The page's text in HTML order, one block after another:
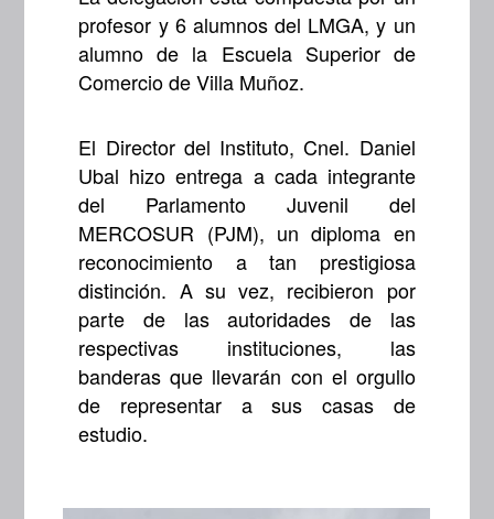
profesor y 6 alumnos del LMGA, y un
alumno de la Escuela Superior de
Comercio de Villa Muñoz.
El Director del Instituto, Cnel. Daniel
Ubal hizo entrega a cada integrante
del Parlamento Juvenil del
MERCOSUR (PJM), un diploma en
reconocimiento a tan prestigiosa
distinción. A su vez, recibieron por
parte de las autoridades de las
respectivas instituciones, las
banderas que llevarán con el orgullo
de representar a sus casas de
estudio.